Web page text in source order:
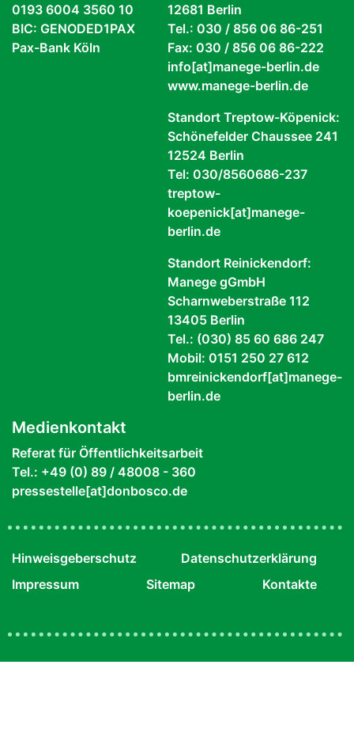
0193 6004 3560 10
BIC: GENODED1PAX
Pax-Bank Köln
12681 Berlin
Tel.: 030 / 856 06 86-251
Fax: 030 / 856 06 86-222
info[at]manege-berlin.de
www.manege-berlin.de
Standort Treptow-Köpenick:
Schönefelder Chaussee 241
12524 Berlin
Tel: 030/8560686-237
treptow-
koepenick[at]manege-
berlin.de
Standort Reinickendorf:
Manege gGmbH
Scharnweberstraße 112
13405 Berlin
Tel.: (030) 85 60 686 247
Mobil: 0151 250 27 612
bmreinickendorf[at]manege-
berlin.de
Medienkontakt
Referat für Öffentlichkeitsarbeit
Tel.: +49 (0) 89 / 48008 - 360
pressestelle[at]donbosco.de
Hinweisgeberschutz
Datenschutzerklärung
Impressum
Sitemap Kontakte